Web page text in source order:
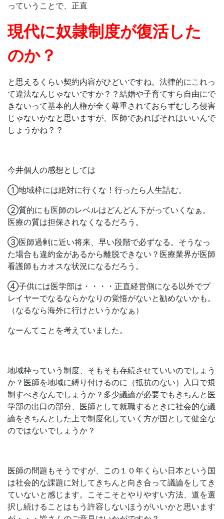
っていうことで、正直
現代に奴隷制度が復活した
のか？
と思えるくらい契約内容がひどいですね。法律的にこれっ
て違法なんじゃないですか？？結婚や子育てすら自由にで
きないって基本的人権が全く尊重されておらずむしろ侵害
じゃないかなと思いますが、医師であればそれはいいんで
しょうかね？？
今井個人の感想としては
①地域枠には絶対に行くな！行ったら人生詰む。
②質的にも医師のレベルはどんどん下がっていくなぁ。
医療の質は担保されなくなるだろう。
③医師過剰に近い将来、早い段階で必ずなる。そうなっ
た場合も違約金があるから離脱できない？医療業界が医師
看護師もカオスな状況になるだろう。
④子供には医学部は・・・・正直経営側になる以外でプ
レイヤーでなるならかなりの覚悟がないと勧めないかも。
（なるなら海外に行けというかなぁ）
なーんてことを考えていました。
地域枠っていう制度、そもそも存続させていいのでしょう
か？医師を地域に縛り付けるのに（抵抗のない）入口で規
制すべきなんでしょうか？多少議論が必要でもきちんと医
学部の出口の部分、医師として就職するときに社会的な議
論をきちんとした上で制度化していく方が国として健全な
のではないでしょうか？
医師の問題もそうですが、この１０年くらい日本という国
は社会的な課題に対してきちんと向き合って議論をしてき
ていないと感じます。こそこそとやりやすい方法、道を選
択し続けることはもう許容しないほうがいいかと思います